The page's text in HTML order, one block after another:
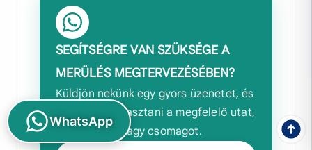
SEGÍTSÉGRE VAN SZÜKSÉGE A
MERÜLÉS MEGTERVEZÉSÉBEN?
Küldjön nekünk egy gyors üzenetet, és
segítünk kiválasztani a megfelelő utat,
tanfolyamot vagy csomagot.
WhatsApp